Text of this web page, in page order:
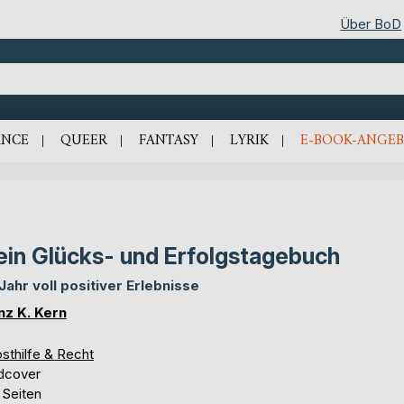
Über BoD
QUEER FANTASY LYRIK E-BOOK-
Glücks- und Erfolgstagebuch
voll positiver Erlebnisse
K. Kern
& Recht